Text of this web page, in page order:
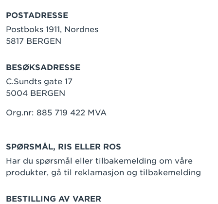
POSTADRESSE
Postboks 1911, Nordnes
5817 BERGEN
BESØKSADRESSE
C.Sundts gate 17
5004 BERGEN
Org.nr: 885 719 422 MVA
SPØRSMÅL, RIS ELLER ROS
Har du spørsmål eller tilbakemelding om våre
produkter, gå til reklamasjon og tilbakemelding
BESTILLING AV VARER